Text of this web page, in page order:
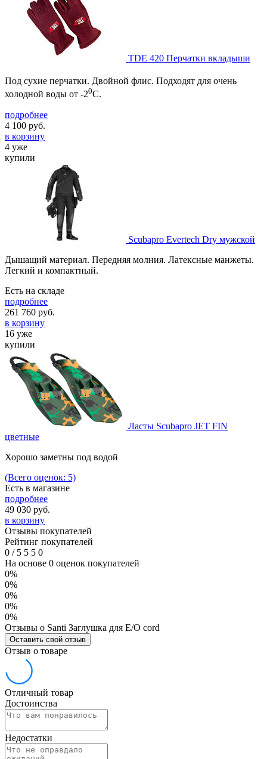
TDE 420 Перчатки вкладыши
Под сухие перчатки. Двойной флис. Подходят для очень
холодной воды от -20С.
подробнее
4 100 руб.
в корзину
4 уже
купили
Scubapro Evertech Dry мужской
Дышащий материал. Передняя молния. Латексные манжеты.
Легкий и компактный.
Есть на складе
подробнее
261 760 руб.
в корзину
16 уже
купили
Ласты Scubapro JET FIN
цветные
Хорошо заметны под водой
(Всего оценок: 5)
Есть в магазине
подробнее
49 030 руб.
в корзину
Отзывы покупателей
Рейтинг покупателей
0 /5 5 5 0
На основе 0 оценок покупателей
0%
0%
0%
0%
0%
Отзывы о Santi Заглушка для E/O cord
Оставить свой отзыв
Отзыв о товаре
Отличный товар
Достоинства
Недостатки